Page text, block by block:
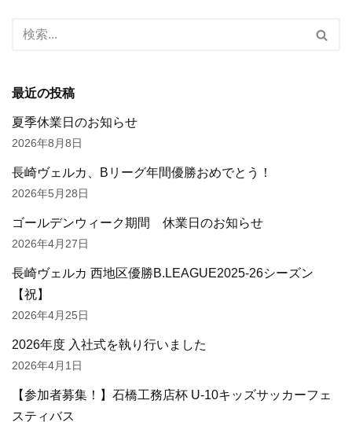
最近の投稿
夏季休業日のお知らせ
2026年8月8日
長崎ヴェルカ、Bリーグ年間優勝おめでとう！
2026年5月28日
ゴールデンウィーク期間 休業日のお知らせ
2026年4月27日
長崎ヴェルカ 西地区優勝B.LEAGUE2025-26シーズン
【祝】
2026年4月25日
2026年度 入社式を執り行いました
2026年4月1日
【参加者募集！】石橋工務店杯 U-10キッズサッカーフェ
スティバス